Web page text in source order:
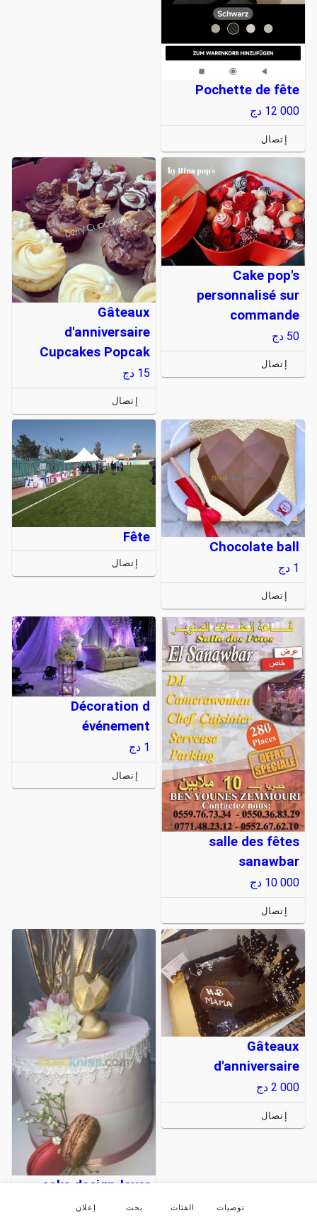
Pochette de fête
12 000 دج
إتصال
Cake pop's
personnalisé sur
commande
50 دج
إتصال
Gâteaux
d'anniversaire
Cupcakes Popcak
15 دج
إتصال
Chocolate ball
1 دج
إتصال
Fête
إتصال
salle des fêtes
sanawbar
10 000 دج
إتصال
Décoration d
événement
1 دج
إتصال
Gâteaux
d'anniversaire
2 000 دج
إتصال
cake design-layer
cake-pop cake
توصيات الفئات بحث إعلان